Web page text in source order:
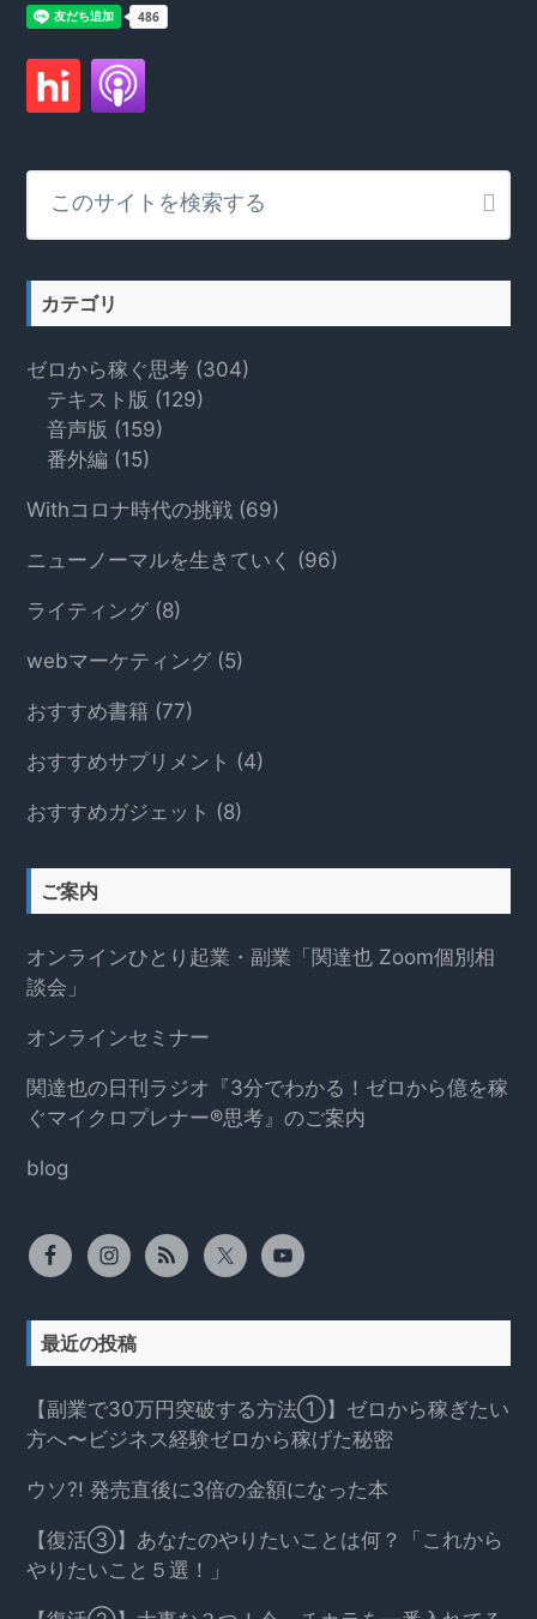
サ
ト
を
検
カテゴリ
ゼロから稼ぐ思考 (304)
テキスト版 (129)
音声版 (159)
番外編 (15)
Withコロナ時代の挑戦 (69)
ニューノーマルを生きていく (96)
ライティング (8)
webマーケティング (5)
おすすめ書籍 (77)
おすすめサプリメント (4)
おすすめガジェット (8)
ご案内
オンラインひとり起業・副業「関達也 Zoom個別相
談会」
オンラインセミナー
関達也の日刊ラジオ『3分でわかる！ゼロから億を稼
ぐマイクロプレナー®思考』のご案内
blog
最近の投稿
【副業で30万円突破する方法①】ゼロから稼ぎたい
方へ〜ビジネス経験ゼロから稼げた秘密
ウソ?! 発売直後に3倍の金額になった本
【復活③】あなたのやりたいことは何？「これから
やりたいこと５選！」